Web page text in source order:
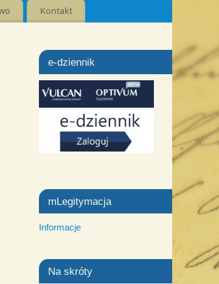
Kontakt
e-dziennik
mLegitymacja
Informacje
Na skróty